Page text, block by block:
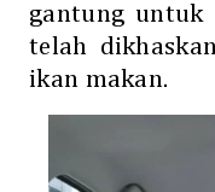
gantung untuk
telah
ikan makan.